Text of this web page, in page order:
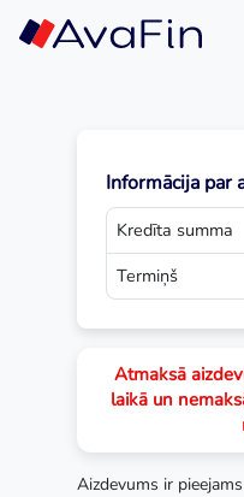
content
Informācija par
Kredīta summa
Termiņš
Atmaksā
laikā un
Aizdevums ir